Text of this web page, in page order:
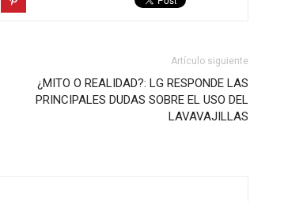
Artículo siguiente
¿MITO O REALIDAD?: LG RESPONDE LAS
PRINCIPALES DUDAS SOBRE EL USO DEL
LAVAVAJILLAS